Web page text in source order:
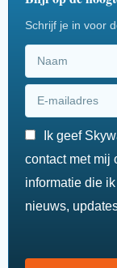
Schrijf je in voor
Ik geef
contact met mij
informatie die
nieuws,